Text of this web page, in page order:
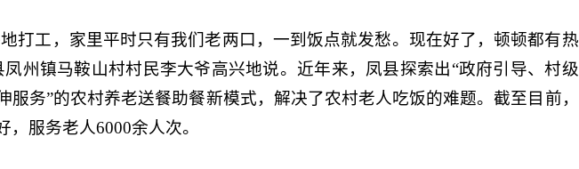
打工，家里平时只有我们老两口，一到饭点就发愁。现在好了，顿顿都有热
凤州镇马鞍山村村民李大爷高兴地说。近年来，凤县探索出“政府引导、村级
服务”的农村养老送餐助餐新模式，解决了农村老人吃饭的难题。截至目前，
服务老人6000余人次。